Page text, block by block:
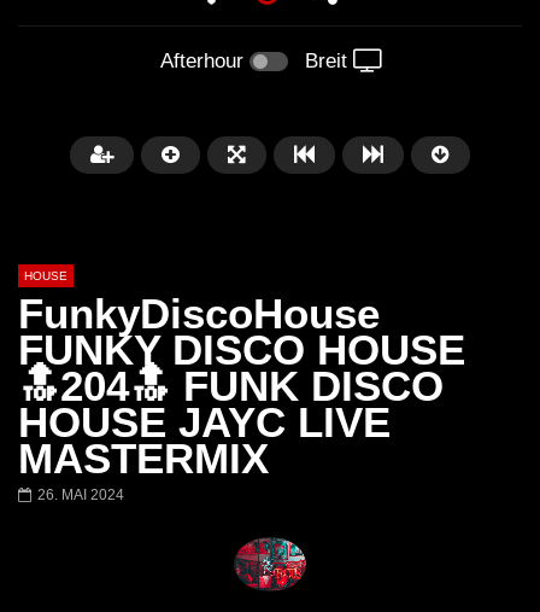
Afterhour Breit
Später
00:20:23
Honey Dijon- Escenario Villa
Maravilla @ Tecate Pal Norte
2023 Monterrey NL 3 31 23
DENNIS FERRER
HOUSE
FunkyDiscoHouse
FUNKY DISCO HOUSE
🔝204🔝 FUNK DISCO
HOUSE JAYC LIVE
MASTERMIX
26. MAI 2024